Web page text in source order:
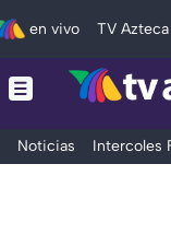
en vivo TV Azteca
Noticias Intercoles